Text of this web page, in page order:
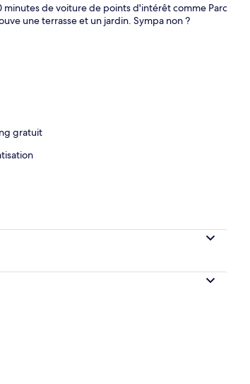
minutes de voiture de points d'intérêt comme Parc
une terrasse et un jardin. Sympa non ?
gratuit